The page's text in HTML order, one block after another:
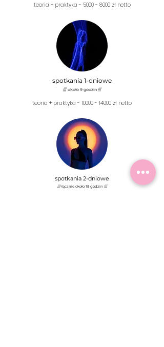
teoria + praktyka - 5000 - 8000zł netto
spotkania 1-dniowe
/// około 9 godzin ///
teoria + praktyka - 10000 - 14000 zł netto
spotkania 2-dniowe
/// łącznie około 18 godzin ///